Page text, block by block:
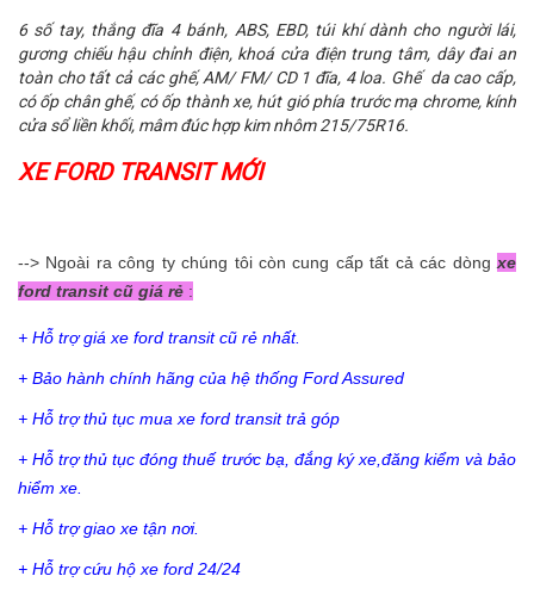
6 số tay, thắng đĩa 4 bánh, ABS, EBD, túi khí dành cho người lái,
gương chiếu hậu chỉnh điện, khoá cửa điện trung tâm, dây đai an
toàn cho tất cả các ghế, AM/ FM/ CD 1 đĩa, 4 loa. Ghế da cao cấp,
có ốp chân ghế, có ốp thành xe, hút gió phía trước mạ chrome, kính
cửa sổ liền khối, mâm đúc hợp kim nhôm 215/75R16.
XE FORD TRANSIT MỚI
--> Ngoài ra công ty chúng tôi còn cung cấp tất cả các dòngxe
ford transit cũ giá rẻ :
+ Hỗ trợ giá xe ford transit cũ rẻ nhất.
+ Bảo hành chính hãng của hệ thống Ford Assured
+ Hỗ trợ thủ tục mua xe ford transit trả góp
+ Hỗ trợ thủ tục đóng thuế trước bạ, đắng ký xe,đăng kiểm và bảo
hiểm xe.
+ Hỗ trợ giao xe tận nơi.
+ Hỗ trợ cứu hộ xe ford 24/24